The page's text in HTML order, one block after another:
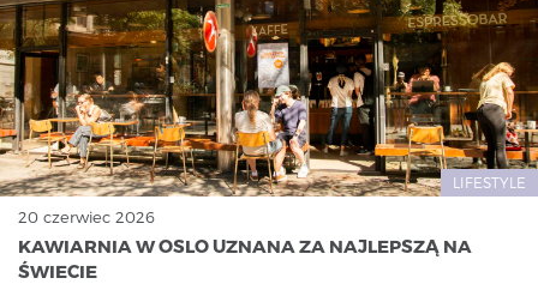
LIFESTYLE
20 czerwiec 2026
KAWIARNIA W OSLO UZNANA ZA NAJLEPSZĄ NA
ŚWIECIE